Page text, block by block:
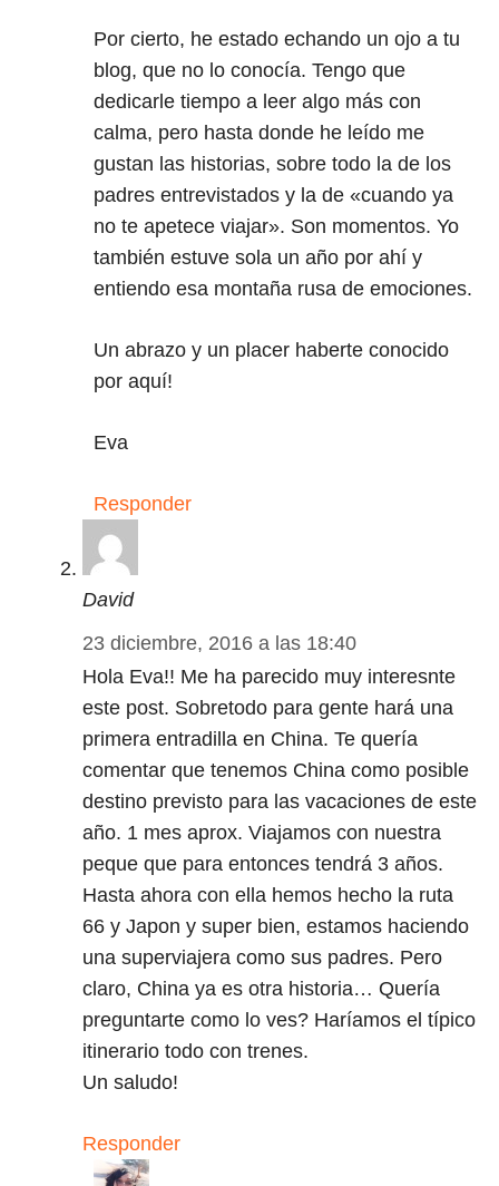
Por cierto, he estado echando un ojo a tu
blog, que no lo conocía. Tengo que
dedicarle tiempo a leer algo más con
calma, pero hasta donde he leído me
gustan las historias, sobre todo la de los
padres entrevistados y la de «cuando ya
no te apetece viajar». Son momentos. Yo
también estuve sola un año por ahí y
entiendo esa montaña rusa de emociones.
Un abrazo y un placer haberte conocido
por aquí!
Eva
Responder
David
23 diciembre, 2016 a las 18:40
Hola Eva!! Me ha parecido muy interesnte
este post. Sobretodo para gente hará una
primera entradilla en China. Te quería
comentar que tenemos China como posible
destino previsto para las vacaciones de este
año. 1 mes aprox. Viajamos con nuestra
peque que para entonces tendrá 3 años.
Hasta ahora con ella hemos hecho la ruta
66 y Japon y super bien, estamos haciendo
una superviajera como sus padres. Pero
claro, China ya es otra historia… Quería
preguntarte como lo ves? Haríamos el típico
itinerario todo con trenes.
Un saludo!
Responder